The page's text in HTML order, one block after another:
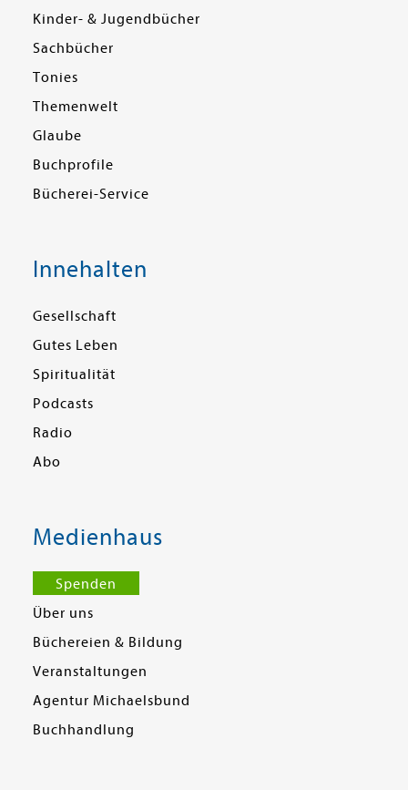
Kinder- & Jugendbücher
Sachbücher
Tonies
Themenwelt
Glaube
Buchprofile
Bücherei-Service
Innehalten
Gesellschaft
Gutes Leben
Spiritualität
Podcasts
Radio
Abo
Medienhaus
Spenden
Über uns
Büchereien & Bildung
Veranstaltungen
Agentur Michaelsbund
Buchhandlung